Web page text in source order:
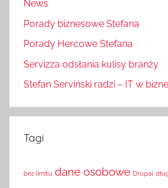
News
Porady biznesowe Stefana
Porady Hercowe Stefana
Servizza odsłania kulisy branży
Stefan Serviński radzi – IT w
Tagi
bez limitu dane osobowe Drupal